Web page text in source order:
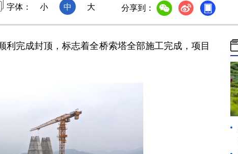
字体： 小 中 大 分享到：
完成封顶，标志着全桥索塔全部施工完成，项目